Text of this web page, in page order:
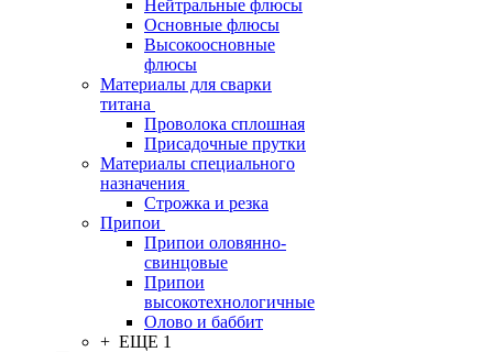
Нейтральные флюсы
Основные флюсы
Высокоосновные
флюсы
Материалы для сварки
титана
Проволока сплошная
Присадочные прутки
Материалы специального
назначения
Строжка и резка
Припои
Припои оловянно-
свинцовые
Припои
высокотехнологичные
Олово и баббит
+ ЕЩЕ 1